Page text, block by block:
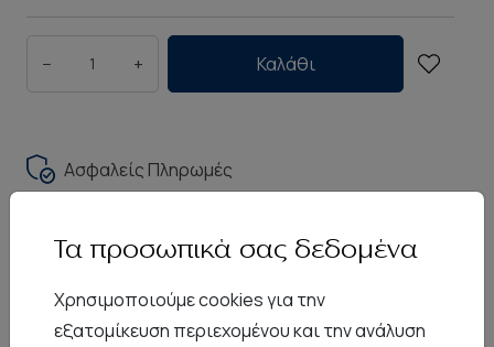
− + Καλάθι
Ασφαλείς Πληρωμές
Δωρεάν Μεταφορικά από 49€
Τα προσωπικά σας δεδομένα
Χρησιμοποιούμε cookies για την
εξατομίκευση περιεχομένου και την ανάλυση